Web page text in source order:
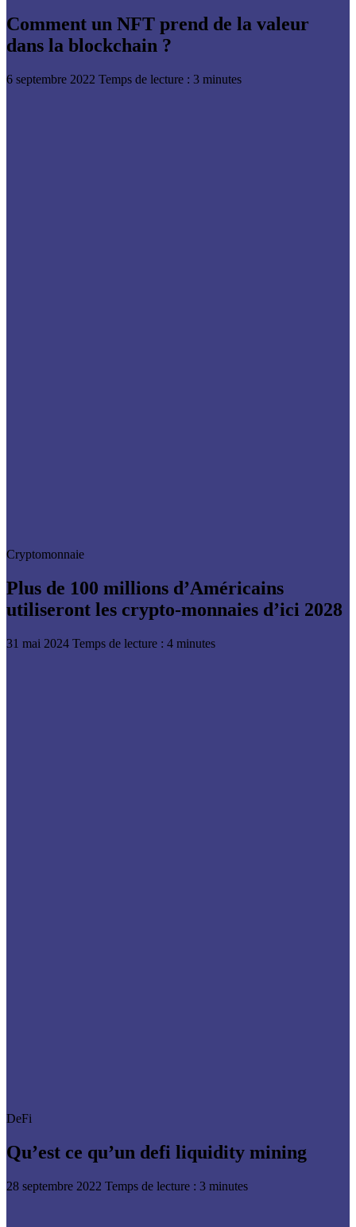
Comment un NFT prend de la valeur
dans la blockchain ?
6 septembre 2022 Temps de lecture : 3 minutes
Cryptomonnaie
Plus de 100 millions d’Américains
utiliseront les crypto-monnaies d’ici 2028
31 mai 2024 Temps de lecture : 4 minutes
DeFi
Qu’est ce qu’un defi liquidity mining
28 septembre 2022 Temps de lecture : 3 minutes